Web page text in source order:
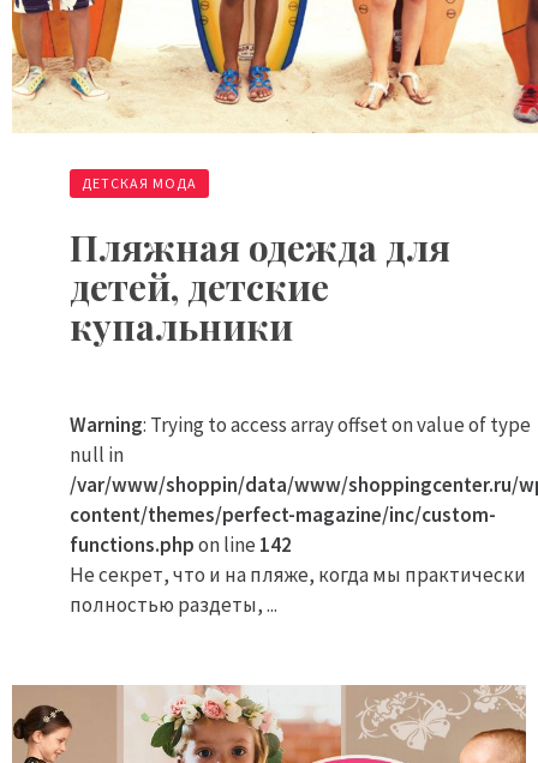
ДЕТСКАЯ МОДА
Пляжная одежда для
детей, детские
купальники
Warning: Trying to access array offset on value of type
null in
/var/www/shoppin/data/www/shoppingcenter.ru/
content/themes/perfect-magazine/inc/custom-
functions.phpon line 142
Не секрет, что и на пляже, когда мы практически
полностью раздеты, ...